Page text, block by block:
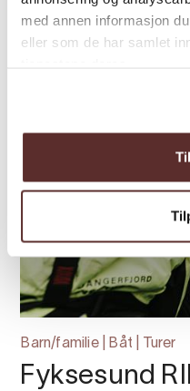
med annen informasjon
eller som de har samlet
Barn/familie | Båt | Turer
Fyksesund